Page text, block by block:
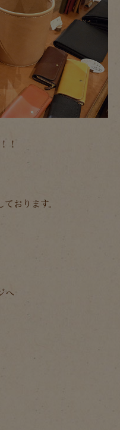
！
おります。
へ